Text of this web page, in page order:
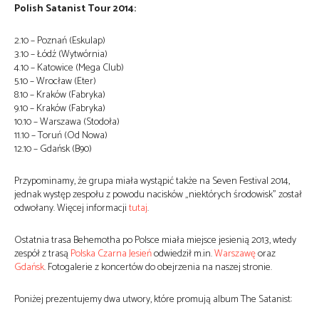
Polish Satanist Tour 2014:
2.10 – Poznań (Eskulap)
3.10 – Łódź (Wytwórnia)
4.10 – Katowice (Mega Club)
5.10 – Wrocław (Eter)
8.10 – Kraków (Fabryka)
9.10 – Kraków (Fabryka)
10.10 – Warszawa (Stodoła)
11.10 – Toruń (Od Nowa)
12.10 – Gdańsk (B90)
Przypominamy, że grupa miała wystąpić także na Seven Festival 2014,
jednak występ zespołu z powodu nacisków „niektórych środowisk” został
odwołany. Więcej informacjitutaj.
Ostatnia trasa Behemotha po Polsce miała miejsce jesienią 2013, wtedy
zespół z trasąPolska Czarna Jesieńodwiedził m.in.Warszawęoraz
Gdańsk. Fotogalerie z koncertów do obejrzenia na naszej stronie.
Poniżej prezentujemy dwa utwory, które promują album The Satanist: